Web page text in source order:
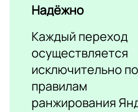
Надёжно
Каждый переход
осуществляется
исключительно по
правилам
ранжирования